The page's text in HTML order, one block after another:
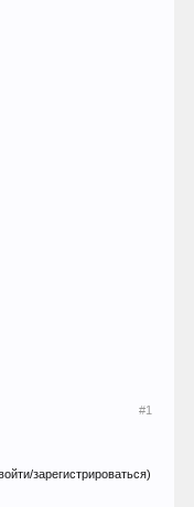
#1
зарегистрироваться)